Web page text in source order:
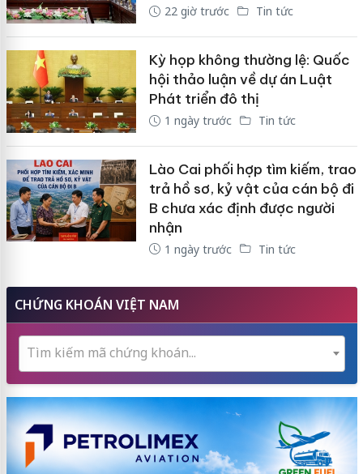
22 giờ trước Tin tức
Kỳ họp không thường lệ: Quốc
hội thảo luận về dự án Luật
Phát triển đô thị
1 ngày trước Tin tức
Lào Cai phối hợp tìm kiếm, trao
trả hồ sơ, kỷ vật của cán bộ đi
B chưa xác định được người
nhận
1 ngày trước Tin tức
CHỨNG KHOÁN VIỆT NAM
Tìm kiếm mã chứng khoán...